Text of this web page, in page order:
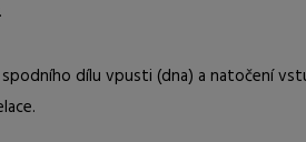
dílu vpusti (dna) a natočení